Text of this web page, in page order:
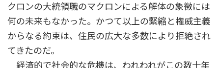
クロンの大統領職のマクロンによる解体の象徴には
何の未来もなかった。かつて以上の緊縮と権威主義
からなる約束は、住民の広大な多数により拒絶され
てきたのだ。
経済的で社会的な危機は、われわれがこの数十年